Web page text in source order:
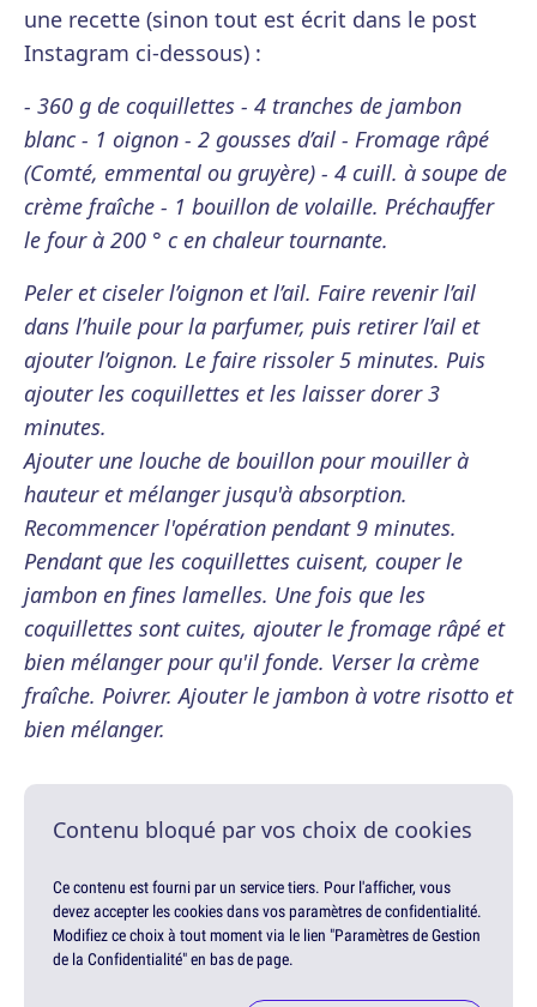
une recette (sinon tout est écrit dans le post
Instagram ci-dessous) :
- 360 g de coquillettes - 4 tranches de jambon
blanc - 1 oignon - 2 gousses d’ail - Fromage râpé
(Comté, emmental ou gruyère) - 4 cuill. à soupe de
crème fraîche - 1 bouillon de volaille. Préchauffer
le four à 200 ° c en chaleur tournante.
Peler et ciseler l’oignon et l’ail. Faire revenir l’ail
dans l’huile pour la parfumer, puis retirer l’ail et
ajouter l’oignon. Le faire rissoler 5 minutes. Puis
ajouter les coquillettes et les laisser dorer 3
minutes.
Ajouter une louche de bouillon pour mouiller à
hauteur et mélanger jusqu'à absorption.
Recommencer l'opération pendant 9 minutes.
Pendant que les coquillettes cuisent, couper le
jambon en fines lamelles. Une fois que les
coquillettes sont cuites, ajouter le fromage râpé et
bien mélanger pour qu'il fonde. Verser la crème
fraîche. Poivrer. Ajouter le jambon à votre risotto et
bien mélanger.
Contenu bloqué par vos choix de cookies
Ce contenu est fourni par un service tiers. Pour l'afficher, vous
devez accepter les cookies dans vos paramètres de confidentialité.
Modifiez ce choix à tout moment via le lien "Paramètres de Gestion
de la Confidentialité" en bas de page.